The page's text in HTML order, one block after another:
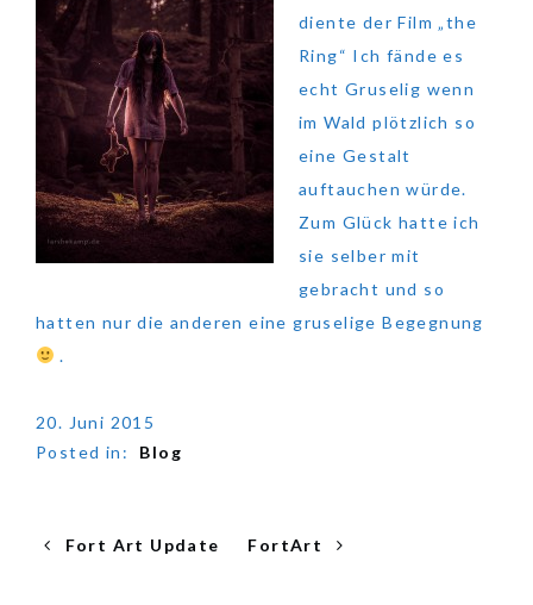
diente der Film „the
Ring“ Ich fände es
echt Gruselig wenn
im Wald plötzlich so
eine Gestalt
auftauchen würde.
Zum Glück hatte ich
sie selber mit
gebracht und so
hatten nur die anderen eine gruselige Begegnung
.
20. Juni 2015
Posted in:
Blog
NextFort Art Update
Previous
FortArt